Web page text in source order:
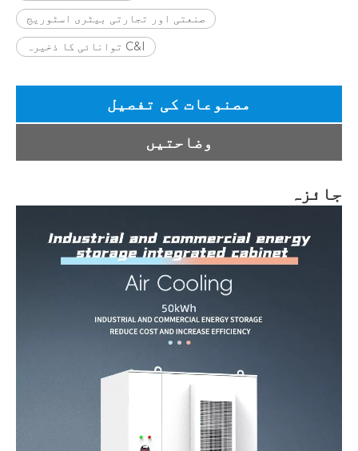
صنعتی اور تجارتی بیٹری اسٹوریج
C&I توانائی کا ذخیرہ
مصنوعات کی تفصیل
وضاحتیں
جائزہ